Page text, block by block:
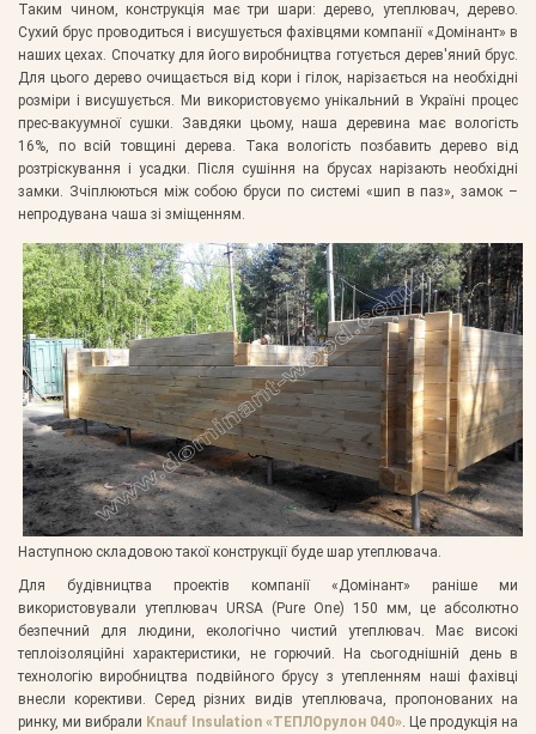
Таким чином, конструкція має три шари: дерево, утеплювач, дерево.
Сухий брус проводиться і висушується фахівцями компанії «Домінант» в
наших цехах. Спочатку для його виробництва готується дерев'яний брус.
Для цього дерево очищається від кори і гілок, нарізається на необхідні
розміри і висушується. Ми використовуємо унікальний в Україні процес
прес-вакуумної сушки. Завдяки цьому, наша деревина має вологість
16%, по всій товщині дерева. Така вологість позбавить дерево від
розтріскування і усадки. Після сушіння на брусах нарізають необхідні
замки. Зчіплюються між собою бруси по системі «шип в паз», замок –
непродувана чаша зі зміщенням.
Наступною складовою такої конструкції буде шар утеплювача.
Для будівництва проектів компанії «Домінант» раніше ми
використовували утеплювач URSA (Pure One) 150 мм, це абсолютно
безпечний для людини, екологічно чистий утеплювач. Має високі
теплоізоляційні характеристики, не горючий. На сьогоднішній день в
технологію виробництва подвійного брусу з утепленням наші фахівці
внесли корективи. Серед різних видів утеплювача, пропонованих на
ринку, ми вибрали Knauf Insulation «ТЕПЛОрулон 040». Це продукція на